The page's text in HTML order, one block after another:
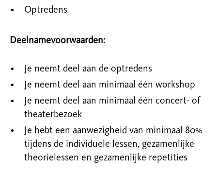
Optredens
Deelnamevoorwaarden:
Je neemt deel aan de optredens
Je neemt deel aan minimaal één workshop
Je neemt deel aan minimaal één concert- of
theaterbezoek
Je hebt een aanwezigheid van minimaal 80%
tijdens de individuele lessen, gezamenlijke
theorielessen en gezamenlijke repetities